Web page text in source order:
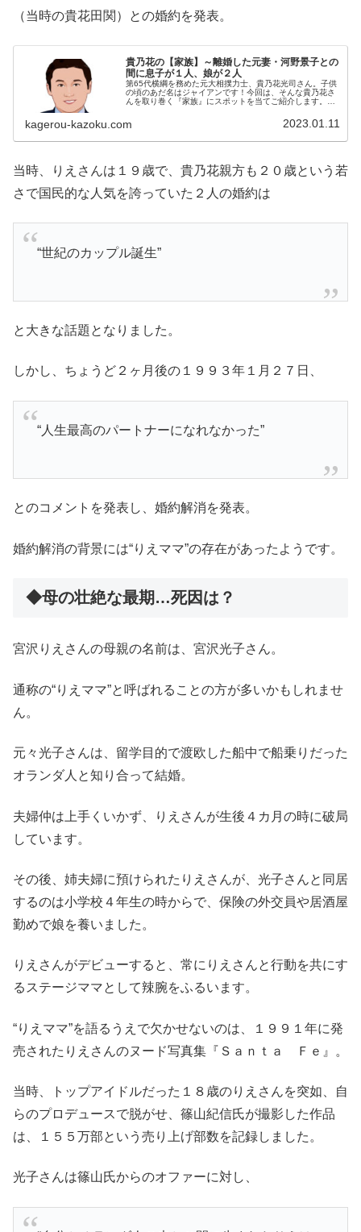
（当時の貴花田関）との婚約を発表。
貴乃花の【家族】～離婚した元妻・河野景子との
間に息子が１人、娘が２人
第65代横綱を務めた元大相撲力士、貴乃花光司さん。子供
の頃のあだ名はジャイアンです！今回は、そんな貴乃花さ
んを取り巻く『家族』にスポットを当てご紹介します。
kagerou-kazoku.com 2023.01.11
当時、りえさんは１９歳で、貴乃花親方も２０歳という若
さで国民的な人気を誇っていた２人の婚約は
“世紀のカップル誕生”
と大きな話題となりました。
しかし、ちょうど２ヶ月後の１９９３年１月２７日、
“人生最高のパートナーになれなかった”
とのコメントを発表し、婚約解消を発表。
婚約解消の背景には“りえママ”の存在があったようです。
◆母の壮絶な最期…死因は？
宮沢りえさんの母親の名前は、宮沢光子さん。
通称の“りえママ”と呼ばれることの方が多いかもしれませ
ん。
元々光子さんは、留学目的で渡欧した船中で船乗りだった
オランダ人と知り合って結婚。
夫婦仲は上手くいかず、りえさんが生後４カ月の時に破局
しています。
その後、姉夫婦に預けられたりえさんが、光子さんと同居
するのは小学校４年生の時からで、保険の外交員や居酒屋
勤めで娘を養いました。
りえさんがデビューすると、常にりえさんと行動を共にす
るステージママとして辣腕をふるいます。
“りえママ”を語るうえで欠かせないのは、１９９１年に発
売されたりえさんのヌード写真集『Ｓａｎｔａ Ｆｅ』。
当時、トップアイドルだった１８歳のりえさんを突如、自
らのプロデュースで脱がせ、篠山紀信氏が撮影した作品
は、１５５万部という売り上げ部数を記録しました。
光子さんは篠山氏からのオファーに対し、